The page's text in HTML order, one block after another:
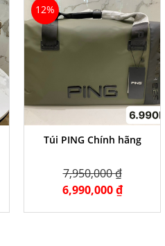
12%
Túi PING Chính hãng
7,950,000 ₫
6,990,000 ₫